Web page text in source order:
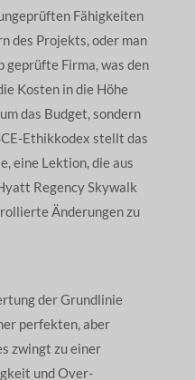
Fähigkeiten
des Projekts, oder man
geprüfte Firma, was den
Kosten in die Höhe
das Budget, sondern
Ethikkodex stellt das
eine Lektion, die aus
Regency Skywalk
Änderungen zu
der Grundlinie
perfekten, aber
zwingt zu einer
und Over-